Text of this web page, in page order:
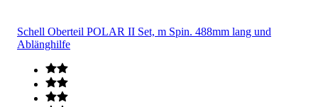
Schell Oberteil POLAR II Set, m Spin. 488mm lang und
Ablänghilfe